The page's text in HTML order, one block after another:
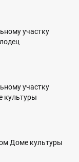
участку
участку
культуры
Доме культуры